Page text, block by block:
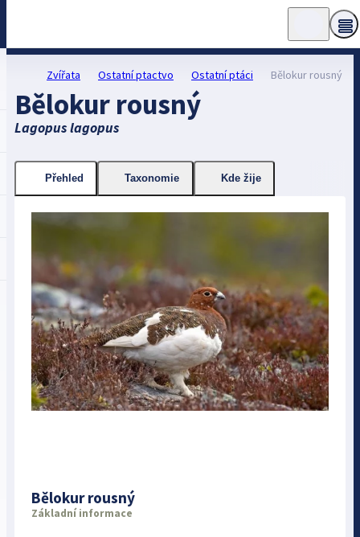
Zvířata Ostatní ptactvo Ostatní ptáci Bělokur rousný
Bělokur rousný
Lagopus lagopus
Přehled Taxonomie Kde žije
Bělokur rousný
Základní informace